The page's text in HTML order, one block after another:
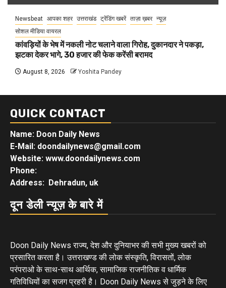
Newsbeat आपका शहर उत्तराखंड ट्रेंडिंग खबरें ताज़ा ख़बर न्यूज़
सोशल मीडिया वायरल
कांवड़ियों के भेष में नकली नोट चलाने वाला गिरोह, दुकानदार ने पकड़ा,
झटका देकर भागे, 30 हजार की फेक करेंसी बरामद
August 8, 2026 Yoshita Pandey
QUICK CONTACT
Name: Doon Daily News
E-Mail: doondailynews@gmail.com
Website: www.doondailynews.com
Phone:
Address: Dehradun, uk
दून डेली न्यूज़ के बारे में
Doon Daily News राज्य, देश और दुनियाभर की सभी मुख्य खबरों को
प्रसारित करता है। उत्तराखण्ड की लोक संस्कृति, विरासतों, लोक
परंपराओ के साथ-साथ आर्थिक, सामाजिक राजनीतिक व धार्मिक
गतिविधियों का सजग प्रहरी है। Doon Daily News से जुड़ने के लिए